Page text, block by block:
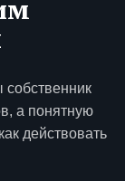
собственник
а понятную
действовать